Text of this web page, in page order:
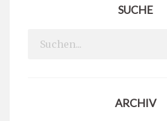
SUCHE
Search
ARCHIV